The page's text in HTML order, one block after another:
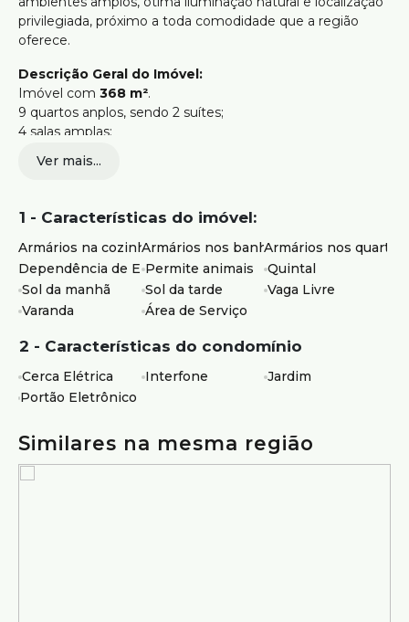
privilegiada, próximo a toda comodidade que a região
oferece.
Descrição Geral do Imóvel:
Imóvel com 368 m².
9 quartos anplos, sendo 2 suítes;
4 salas amplas;
Cozinhas arejadas;
Quintal;
Área de serviço;
Imóvel dividido em 3 casas independentes,
proporcionando versatilidade para moradia ou renda.
Distribuição do Imóvel:
4 quartos (1 suíte);
Sala ampla para dois ambientes;
Cozinha ampla com armários;
2 vagas de garagem cobertas;
Casa 2:
Ver mais...
1 - Características do imóvel:
Armários na cozinhaArmários nos banheirosArmários nos quartos
Dependência de Empregados
Permite animais
Quintal
Sol da manhã
Sol da tarde
Vaga Livre
Varanda
Área de Serviço
2 - Características do condomínio
Cerca Elétrica Interfone
Jardim
Portão Eletrônico
Similares na mesma região